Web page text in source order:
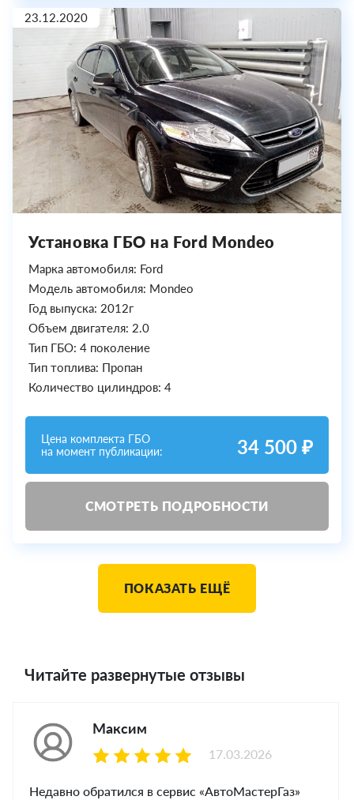
23.12.2020
Установка ГБО на Ford Mondeo
Марка автомобиля: Ford
Модель автомобиля: Mondeo
Год выпуска: 2012г
Объем двигателя: 2.0
Тип ГБО: 4 поколение
Тип топлива: Пропан
Количество цилиндров: 4
Цена комплекта ГБО
на момент публикации:
34 500 ₽
СМОТРЕТЬ ПОДРОБНОСТИ
ПОКАЗАТЬ ЕЩЁ
Читайте развернутые отзывы
Максим
Недавно обратился в сервис «АвтоМастерГаз»
17.03.2026